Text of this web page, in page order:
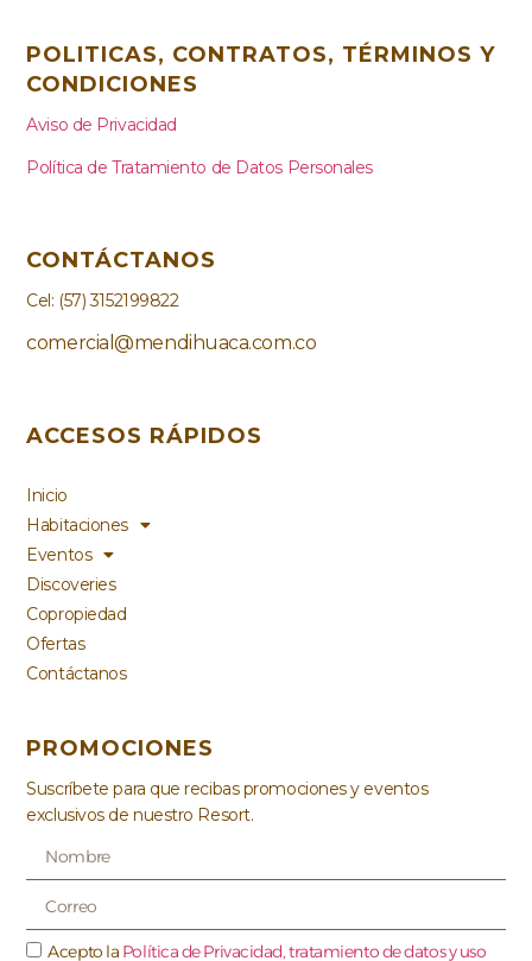
POLITICAS, CONTRATOS, TÉRMINOS Y
CONDICIONES
Aviso de Privacidad
Política de Tratamiento de Datos Personales
CONTÁCTANOS
Cel: (57) 3152199822
comercial@mendihuaca.com.co
ACCESOS RÁPIDOS
Inicio
Habitaciones
Eventos
Discoveries
Copropiedad
Ofertas
Contáctanos
PROMOCIONES
Suscríbete para que recibas promociones y eventos
exclusivos de nuestro Resort.
Acepto la Política de Privacidad, tratamiento de datos y uso